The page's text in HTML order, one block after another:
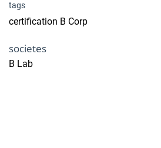
tags
certification B Corp
societes
B Lab